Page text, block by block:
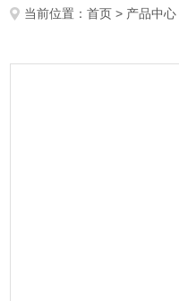
当前位置：首页 > 产品中心